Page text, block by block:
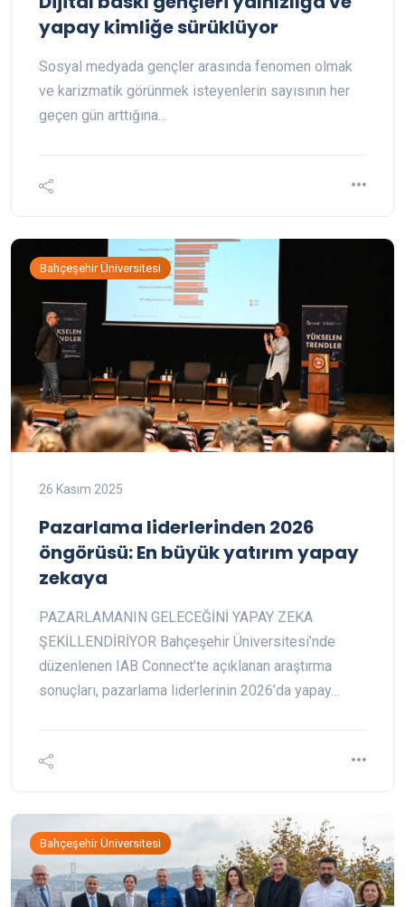
yapay kimliğe sürüklüyor
Sosyal medyada gençler arasında fenomen olmak
ve karizmatik görünmek isteyenlerin sayısının her
geçen gün arttığına…
Bahçeşehir Üniversitesi
26 Kasım 2025
Pazarlama liderlerinden 2026
öngörüsü: En büyük yatırım yapay
zekaya
PAZARLAMANIN GELECEĞİNİ YAPAY ZEKA
ŞEKİLLENDİRİYOR Bahçeşehir Üniversitesi’nde
düzenlenen IAB Connect’te açıklanan araştırma
sonuçları, pazarlama liderlerinin 2026’da yapay…
Bahçeşehir Üniversitesi